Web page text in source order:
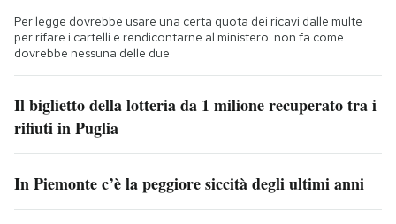
Per legge dovrebbe usare una certa quota dei ricavi dalle multe
per rifare i cartelli e rendicontarne al ministero: non fa come
dovrebbe nessuna delle due
Il biglietto della lotteria da 1 milione recuperato tra i
rifiuti in Puglia
In Piemonte c’è la peggiore siccità degli ultimi anni